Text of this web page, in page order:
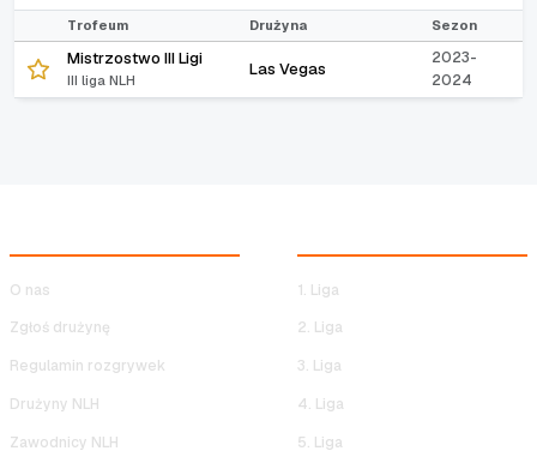
Trofeum Drużyna Sezon
Mistrzostwo III Ligi
III liga NLH
Las Vegas
2023-
2024
O nas
Zgłoś drużynę
Regulamin rozgrywek
Drużyny NLH
Zawodnicy NLH
1. Liga
2. Liga
3. Liga
4. Liga
5. Liga